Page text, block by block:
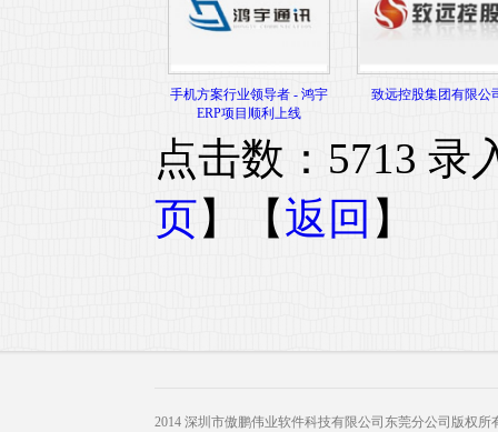
手机方案行业领导者 - 鸿宇
ERP项目顺利上线
致远控股集团有限公
点击数：5713 录
页】【返回 】
2014 深圳市傲鹏伟业软件科技有限公司东莞分公司版权所